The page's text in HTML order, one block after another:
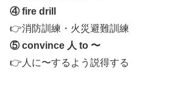
④ fire drill
👉消防訓練・火災避難訓練
⑤ convince 人 to 〜
👉人に〜するよう説得する